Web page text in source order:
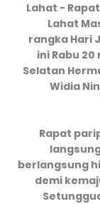
Lahat -
Lahat
rangka Hari
ini Rabu
Selatan
Widia
Rapat
berlangsung
demi